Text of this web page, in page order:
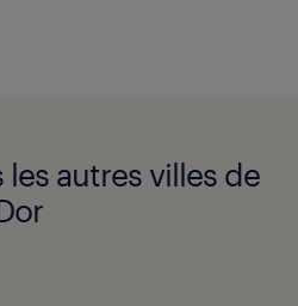
autres villes de